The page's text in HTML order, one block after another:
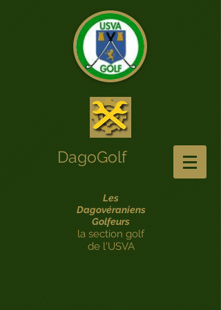
DagoGolf
Les
Dagovéraniens
Golfeurs
la section golf
de l'USVA